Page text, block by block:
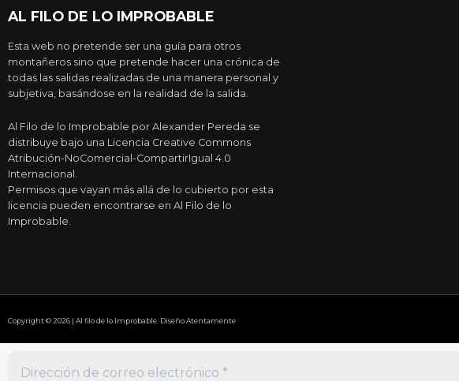
AL FILO DE LO IMPROBABLE
Esta web no pretende ser una guía para otros
montañeros sino que pretende hacer una crónica de
todas las salidas realizadas de una manera personal y
subjetiva, basándose en la realidad de la salida.
Al Filo de lo Improbable por Alexander Pereda se
distribuye bajo una Licencia Creative Commons
Atribución-NoComercial-CompartirIgual 4.0
Internacional.
Permisos que vayan más allá de lo cubierto por esta
licencia pueden encontrarse en Al Filo de lo
Improbable.
Copyright © 2026 | Al filo de lo Improbable. Diseño Atentamente